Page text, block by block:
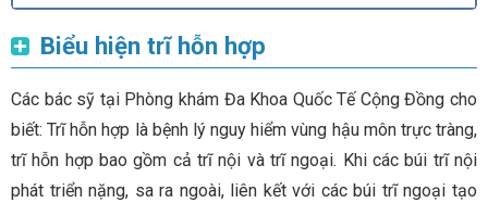
Biểu hiện trĩ hỗn hợp
Các bác sỹ tại Phòng khám Đa Khoa Quốc Tế Cộng Đồng cho
biết: Trĩ hỗn hợp là bệnh lý nguy hiểm vùng hậu môn trực tràng,
trĩ hỗn hợp bao gồm cả trĩ nội và trĩ ngoại. Khi các búi trĩ nội
phát triển nặng, sa ra ngoài, liên kết với các búi trĩ ngoại tạo